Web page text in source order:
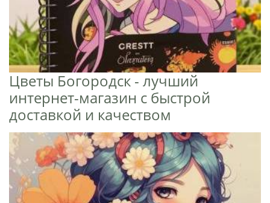
Цветы Богородск - лучший
интернет-магазин с быстрой
доставкой и качеством